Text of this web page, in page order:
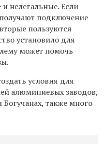
нелегальные. Если
подключение
пользуются
установило для
может помочь
условия для
алюминиевых заводов,
также много